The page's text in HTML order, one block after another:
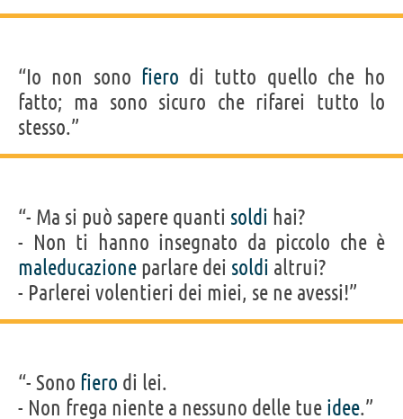
“Io non sono fiero di tutto quello che ho
fatto; ma sono sicuro che rifarei tutto lo
stesso.”
“- Ma si può sapere quanti soldi hai?
- Non ti hanno insegnato da piccolo che è
maleducazione parlare dei soldi altrui?
- Parlerei volentieri dei miei, se ne avessi!”
“- Sono fiero di lei.
- Non frega niente a nessuno delle tue idee.”